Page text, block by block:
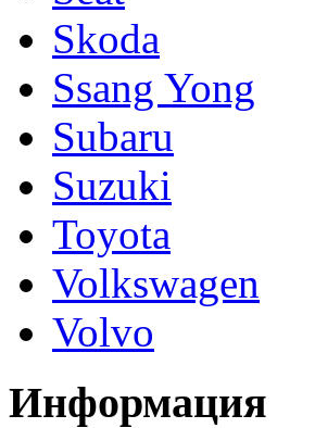
Skoda
Ssang Yong
Subaru
Suzuki
Toyota
Volkswagen
Volvo
Информация